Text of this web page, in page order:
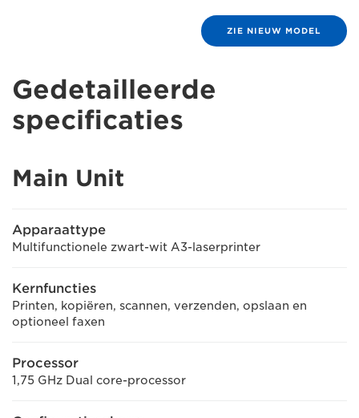
ZIE NIEUW MODEL
Gedetailleerde
specificaties
Main Unit
Apparaattype
Multifunctionele zwart-wit A3-laserprinter
Kernfuncties
Printen, kopiëren, scannen, verzenden, opslaan en
optioneel faxen
Processor
1,75 GHz Dual core-processor